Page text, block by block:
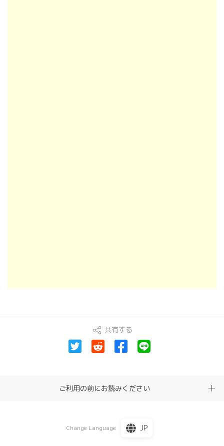
共有する
ご利用の前にお読みください
Change Language JP